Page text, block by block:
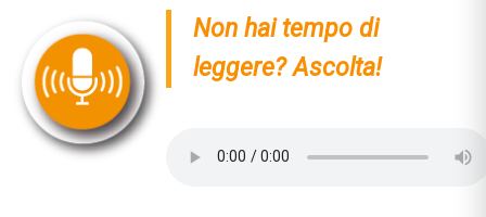
Non hai tempo di
leggere? Ascolta!